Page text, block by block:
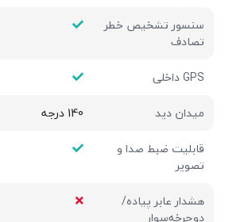
سنسور تشخیص خطر
تصادف
GPS داخلی
میدان دید
140 درجه
قابلیت ضبط صدا و
تصویر
هشدار عابر پیاده/
دوچرخه‌سوار